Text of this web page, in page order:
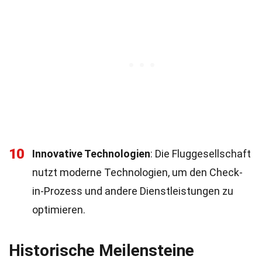
10 Innovative Technologien: Die Fluggesellschaft
nutzt moderne Technologien, um den Check-
in-Prozess und andere Dienstleistungen zu
optimieren.
Historische Meilensteine